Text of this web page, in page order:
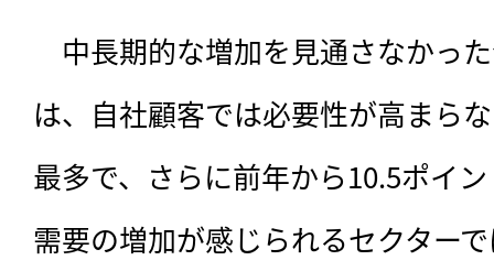
中長期的な増加を見通さなかっ
は、自社顧客では必要性が高まら
最多で、さらに前年から10.5ポイ
需要の増加が感じられるセクター